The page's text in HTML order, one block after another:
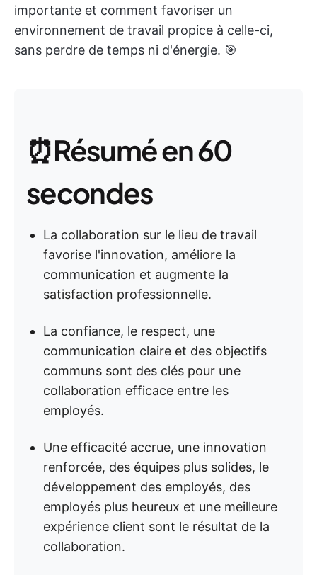
importante et comment favoriser un
environnement de travail propice à celle-ci,
sans perdre de temps ni d'énergie. 🎯
⏰Résumé en 60
secondes
La collaboration sur le lieu de travail
favorise l'innovation, améliore la
communication et augmente la
satisfaction professionnelle.
La confiance, le respect, une
communication claire et des objectifs
communs sont des clés pour une
collaboration efficace entre les
employés.
Une efficacité accrue, une innovation
renforcée, des équipes plus solides, le
développement des employés, des
employés plus heureux et une meilleure
expérience client sont le résultat de la
collaboration.